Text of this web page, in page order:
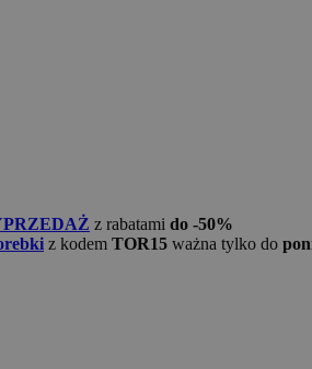
z rabatami do -50%
z kodem TOR15 ważna tylko do